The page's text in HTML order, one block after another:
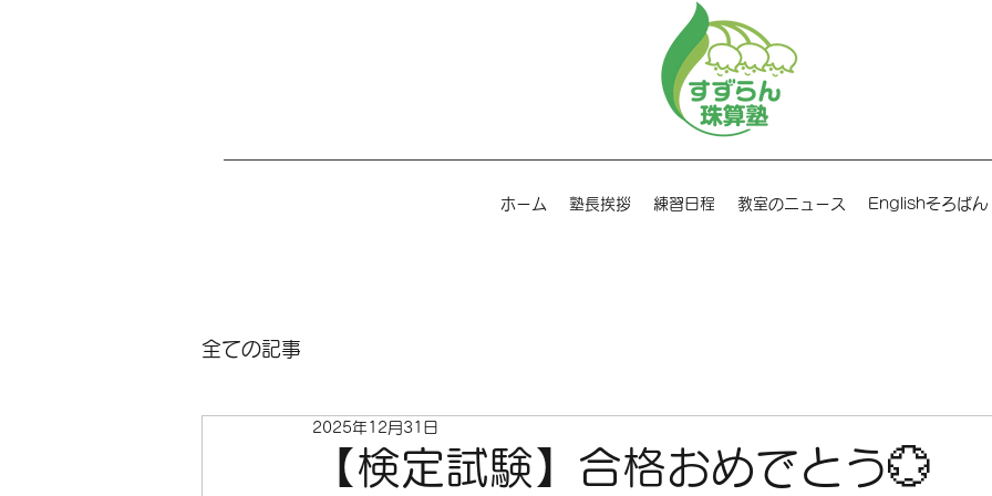
ホーム 塾長挨拶 練習日程 教室のニュース Englishそろばん
全ての記事
【検定試験】合格おめでとう💮
2025年12月31日